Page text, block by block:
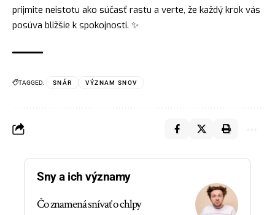
prijmite neistotu ako súčasť rastu a verte, že každý krok vás
posúva bližšie k spokojnosti. ✨
TAGGED: SNÁR VÝZNAM SNOV
Sny a ich významy
Čo znamená snívať o chlpy